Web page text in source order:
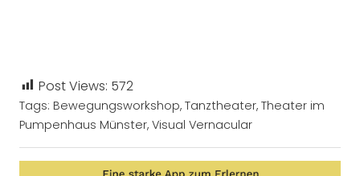
Post Views: 572
Tags: Bewegungsworkshop, Tanztheater, Theater im
Pumpenhaus Münster, Visual Vernacular